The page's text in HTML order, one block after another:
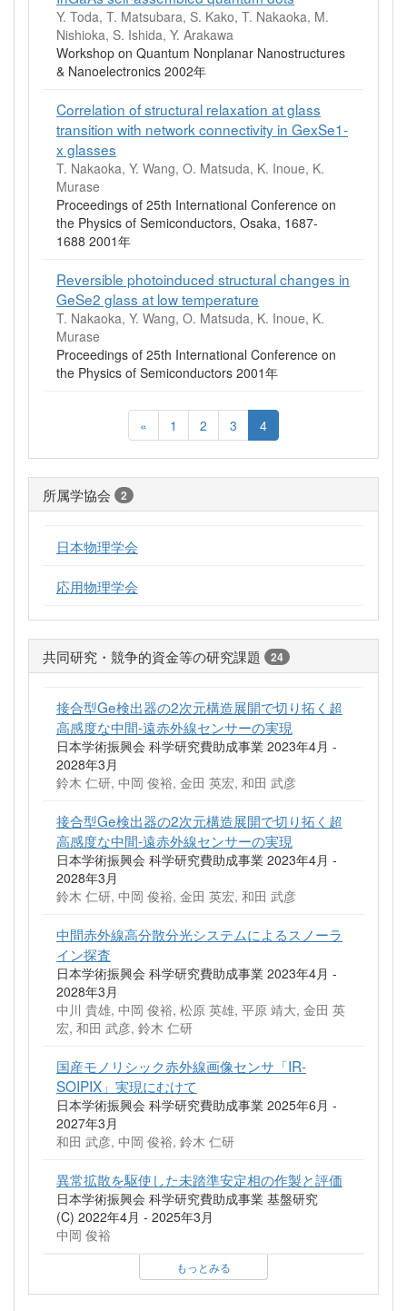
Y. Toda, T. Matsubara, S. Kako, T. Nakaoka, M.
Nishioka, S. Ishida, Y. Arakawa
Workshop on Quantum Nonplanar Nanostructures
& Nanoelectronics 2002年
Correlation of structural relaxation at glass
transition with network connectivity in GexSe1-
x glasses
T. Nakaoka, Y. Wang, O. Matsuda, K. Inoue, K.
Murase
Proceedings of 25th International Conference on
the Physics of Semiconductors, Osaka, 1687-
1688 2001年
Reversible photoinduced structural changes in
GeSe2 glass at low temperature
T. Nakaoka, Y. Wang, O. Matsuda, K. Inoue, K.
Murase
Proceedings of 25th International Conference on
the Physics of Semiconductors 2001年
« 1 2 3 4
所属学協会 2
日本物理学会
応用物理学会
共同研究・競争的資金等の研究課題 24
接合型Ge検出器の2次元構造展開で切り拓く超
高感度な中間-遠赤外線センサーの実現
日本学術振興会 科学研究費助成事業 2023年4月 -
2028年3月
鈴木 仁研, 中岡 俊裕, 金田 英宏, 和田 武彦
接合型Ge検出器の2次元構造展開で切り拓く超
高感度な中間-遠赤外線センサーの実現
日本学術振興会 科学研究費助成事業 2023年4月 -
2028年3月
鈴木 仁研, 中岡 俊裕, 金田 英宏, 和田 武彦
中間赤外線高分散分光システムによるスノーラ
イン探査
日本学術振興会 科学研究費助成事業 2023年4月 -
2028年3月
中川 貴雄, 中岡 俊裕, 松原 英雄, 平原 靖大, 金田 英
宏, 和田 武彦, 鈴木 仁研
国産モノリシック赤外線画像センサ「IR-
SOIPIX」実現にむけて
日本学術振興会 科学研究費助成事業 2025年6月 -
2027年3月
和田 武彦, 中岡 俊裕, 鈴木 仁研
異常拡散を駆使した未踏準安定相の作製と評価
日本学術振興会 科学研究費助成事業 基盤研究
(C) 2022年4月 - 2025年3月
中岡 俊裕
もっとみる